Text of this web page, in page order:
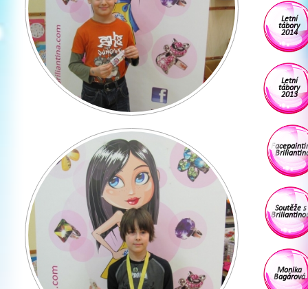
Letní
tábory
2014
Letní
tábory
2013
Soutěže s
Monika
Bagárová